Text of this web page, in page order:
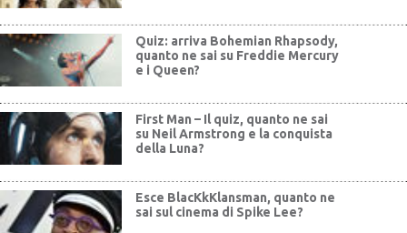
Quiz: arriva Bohemian Rhapsody,
quanto ne sai su Freddie Mercury
e i Queen?
First Man – Il quiz, quanto ne sai
su Neil Armstrong e la conquista
della Luna?
Esce BlacKkKlansman, quanto ne
sai sul cinema di Spike Lee?